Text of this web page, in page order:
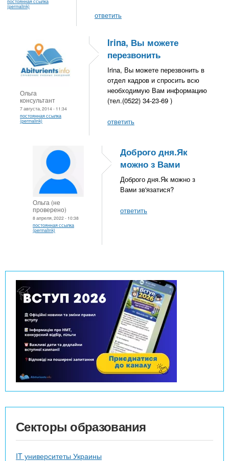
(permalink)
ответить
Ольга
консультант
7 августа, 2014 - 11:34
постоянная ссылка
(permalink)
Irina, Вы можете
перезвонить
Irina, Вы можете перезвонить в
отдел кадров и спросить всю
необходимую Вам информацию
(тел.(0522) 34-23-69 )
ответить
Ольга (не
проверено)
8 апреля, 2022 - 10:38
постоянная ссылка
(permalink)
Доброго дня.Як
можно з Вами
Доброго дня.Як можно з
Вами зв'язатися?
ответить
Секторы образования
IT университеты Украины